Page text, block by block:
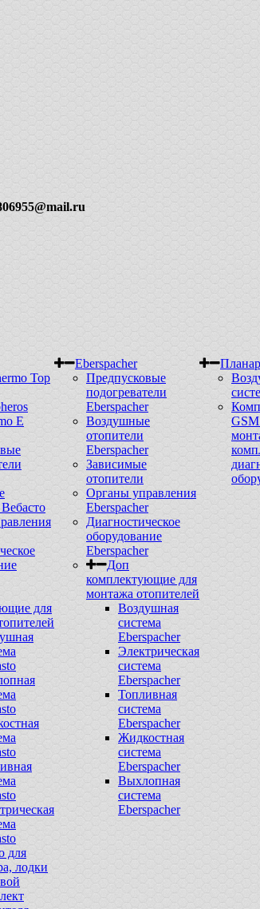
Top
E
для
для
лодки
Eberspacher
Предпусковые
подогреватели
Eberspacher
Воздушные
отопители
Eberspacher
Зависимые
отопители
Органы управления
Eberspacher
Диагностическое
оборудование
Eberspacher
Доп
комплектующие для
монтажа отопителей
Воздушная
система
Eberspacher
Электрическая
система
Eberspacher
Топливная
система
Eberspacher
Жидкостная
система
Eberspacher
Выхлопная
система
Eberspacher
Планар